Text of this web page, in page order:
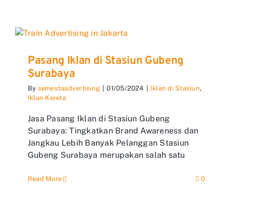
Pasang Iklan di Stasiun Gubeng
Surabaya
By semestaadvertising 01/05/2024 Iklan di Stasiun,
Iklan Kereta
Jasa Pasang Iklan di Stasiun Gubeng
Surabaya: Tingkatkan Brand Awareness dan
Jangkau Lebih Banyak Pelanggan Stasiun
Gubeng Surabaya merupakan salah satu
Read More 0